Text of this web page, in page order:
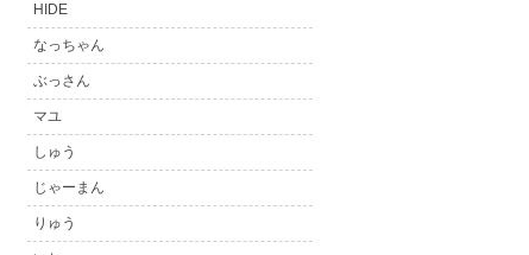
HIDE
なっちゃん
ぶっさん
マユ
しゅう
じゃーまん
りゅう